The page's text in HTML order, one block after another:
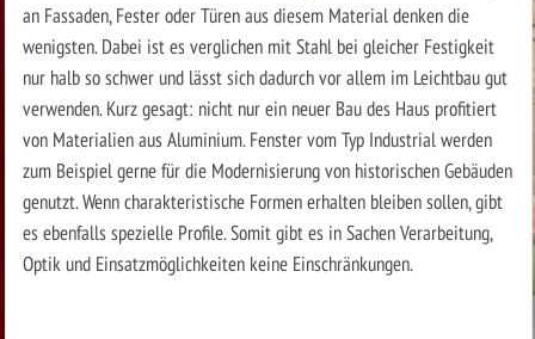
an Fassaden, Fester oder Türen aus diesem Material denken die
wenigsten. Dabei ist es verglichen mit Stahl bei gleicher Festigkeit
nur halb so schwer und lässt sich dadurch vor allem im Leichtbau gut
verwenden. Kurz gesagt: nicht nur ein neuer Bau des Haus profitiert
von Materialien aus Aluminium. Fenster vom Typ Industrial werden
zum Beispiel gerne für die Modernisierung von historischen Gebäuden
genutzt. Wenn charakteristische Formen erhalten bleiben sollen, gibt
es ebenfalls spezielle Profile. Somit gibt es in Sachen Verarbeitung,
Optik und Einsatzmöglichkeiten keine Einschränkungen.